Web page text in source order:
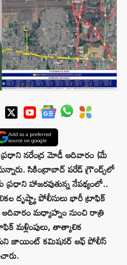
Add as a preferred
source on google
ప్రధాని నరేంద్ర మోడీ ఆదివారం (మే
సికింద్రాబాద్ పరేడ్ గ్రౌండ్స్‌లో
హాజరవుతున్న నేపథ్యంలో..
దృష్ట్యా పోలీసులు భారీ ట్రాఫిక్
ఆదివారం మధ్యాహ్నం నుంచి రాత్రి
మళ్లింపులు, తాత్కాలిక
జాయింట్ కమిషనర్ ఆఫ్ పోలీస్